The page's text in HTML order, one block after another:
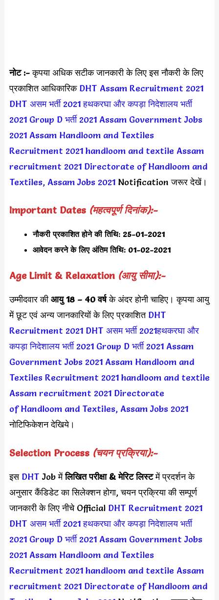
नोट :-कृपया अधिक सटीक जानकारी के लिए इस नौकरी के लिए
प्रकाशित आधिकारिक DHT Assam Recruitment 2021
DHT असम भर्ती 2021हथकरघा और कपड़ा निदेशालय भर्ती
2021 Group D भर्ती 2021 Assam Government Jobs
2021 Assam Handloom and Textiles
Recruitment 2021 handloom and textile Assam
recruitment 2021 Directorate of Handloom and
Textiles, Assam Jobs 2021Notification जरूर देखें।
Important Dates (महत्वपूर्ण दिनांक):-
नौकरी प्रकाशित होने की तिथि: 25-01-2021
आवेदन करने के लिए अंतिम तिथि: 01-02-2021
Age Limit & Relaxation (आयु सीमा):-
उम्मीदवार कीआयु 18 – 40 वर्षके अंदर होनी चाहिए। कृपया आयु
में छूट एवं अन्य जानकारियों के लिए प्रकाशित DHT
Recruitment 2021 DHT असम भर्ती 2021हथकरघा और
कपड़ा निदेशालय भर्ती 2021 Group D भर्ती 2021 Assam
Government Jobs 2021 Assam Handloom and
Textiles Recruitment 2021 handloom and textile
Assam recruitment 2021 Directorate
of Handloom and Textiles, Assam Jobs 2021
नोटिफिकेशन देखिये।
Selection Process (चयन प्रक्रिया):-
इस DHT Job मेंलिखित परीक्षा & मेरिट लिस्टमें प्रदर्शन के
अनुसार कैंडिडेट का सिलेक्शन होगा, चयन प्रक्रिया की सम्पूर्ण
जानकारी के लिए नीचे Official DHT Recruitment 2021
DHT असम भर्ती 2021हथकरघा और कपड़ा निदेशालय भर्ती
2021 Group D भर्ती 2021 Assam Government Jobs
2021 Assam Handloom and Textiles
Recruitment 2021 handloom and textile Assam
recruitment 2021 Directorate of Handloom and